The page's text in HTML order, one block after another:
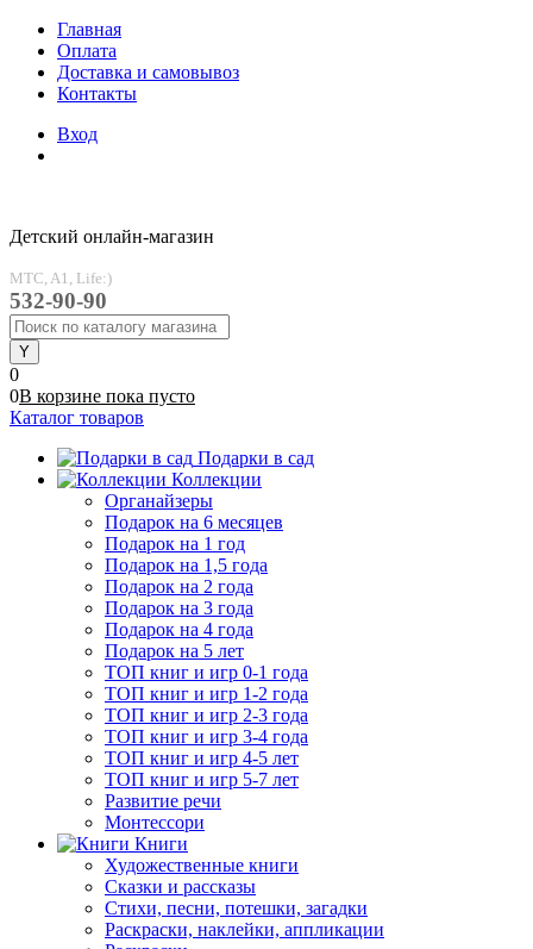
Главная
Оплата
Доставка и самовывоз
Контакты
Вход
Детский онлайн-магазин
MTC, A1, Life:)
532-90-90
0
0В корзине пока пусто
Каталог товаров
Подарки в сад
Коллекции
Органайзеры
Подарок на 6 месяцев
Подарок на 1 год
Подарок на 1,5 года
Подарок на 2 года
Подарок на 3 года
Подарок на 4 года
Подарок на 5 лет
ТОП книг и игр 0-1 года
ТОП книг и игр 1-2 года
ТОП книг и игр 2-3 года
ТОП книг и игр 3-4 года
ТОП книг и игр 4-5 лет
ТОП книг и игр 5-7 лет
Развитие речи
Монтессори
Книги
Художественные книги
Сказки и рассказы
Стихи, песни, потешки, загадки
Раскраски, наклейки, аппликации